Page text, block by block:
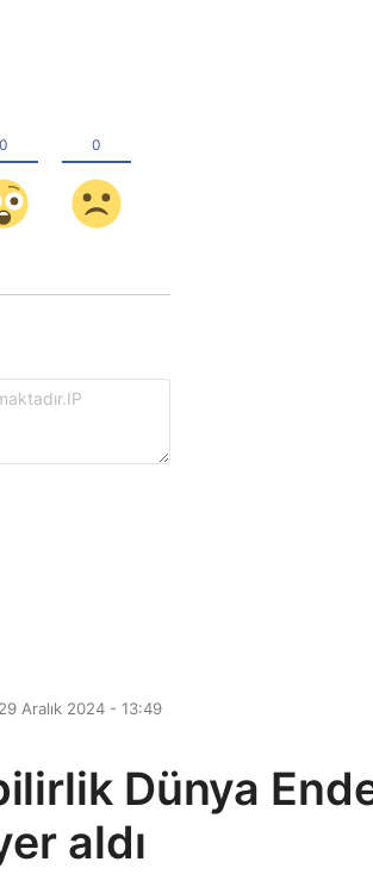
Aralık 2024 - 13:49
Dünya
aldı